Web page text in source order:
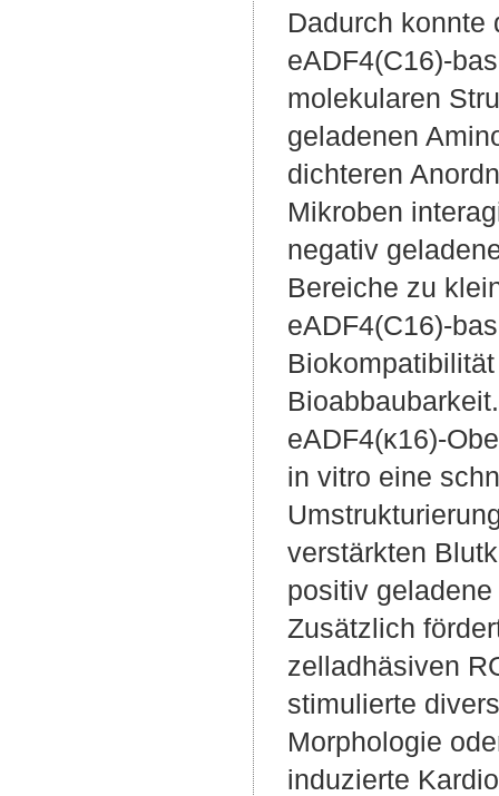
Dadurch konnte
eADF4(C16)-
molekularen
geladenen
dichteren
Mikroben
negativ
Bereiche zu
eADF4(C16)-
eADF4(κ16)-
in vitro eine
verstärkten
positiv
Zusätzlich
zelladhäsiven
stimulierte
Morphologie
induzierte